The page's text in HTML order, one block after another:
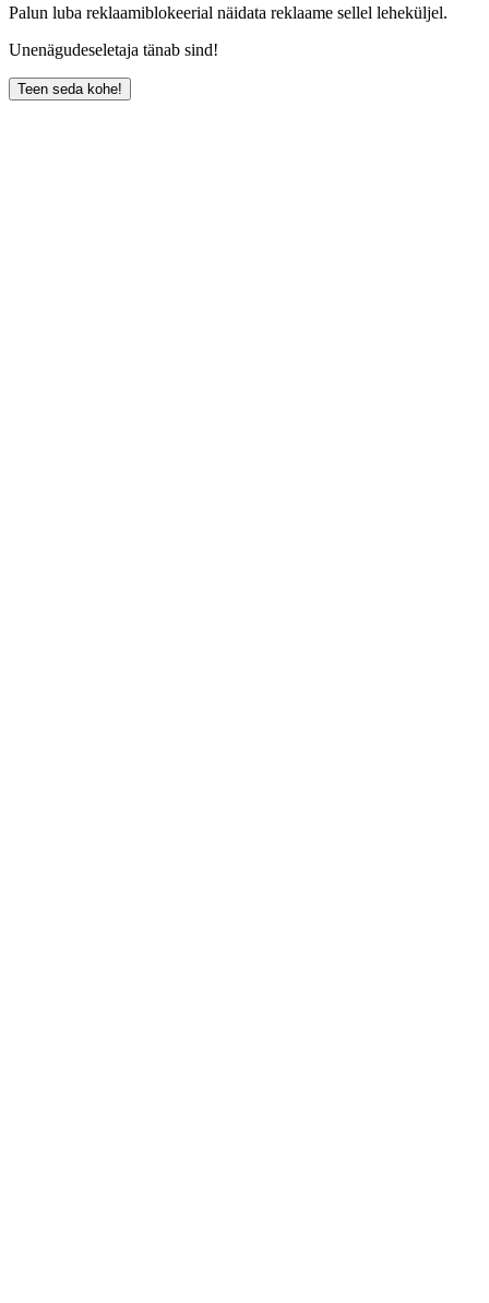
Palun luba reklaamiblokeerial näidata reklaame sellel leheküljel.
Unenägudeseletaja tänab sind!
Teen seda kohe!